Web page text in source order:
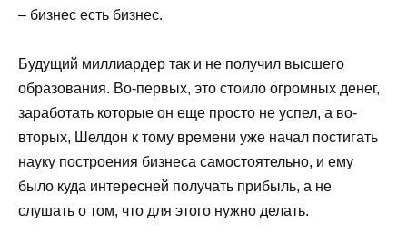
– бизнес есть бизнес.
Будущий миллиардер так и не получил высшего
образования. Во-первых, это стоило огромных денег,
заработать которые он еще просто не успел, а во-
вторых, Шелдон к тому времени уже начал постигать
науку построения бизнеса самостоятельно, и ему
было куда интересней получать прибыль, а не
слушать о том, что для этого нужно делать.